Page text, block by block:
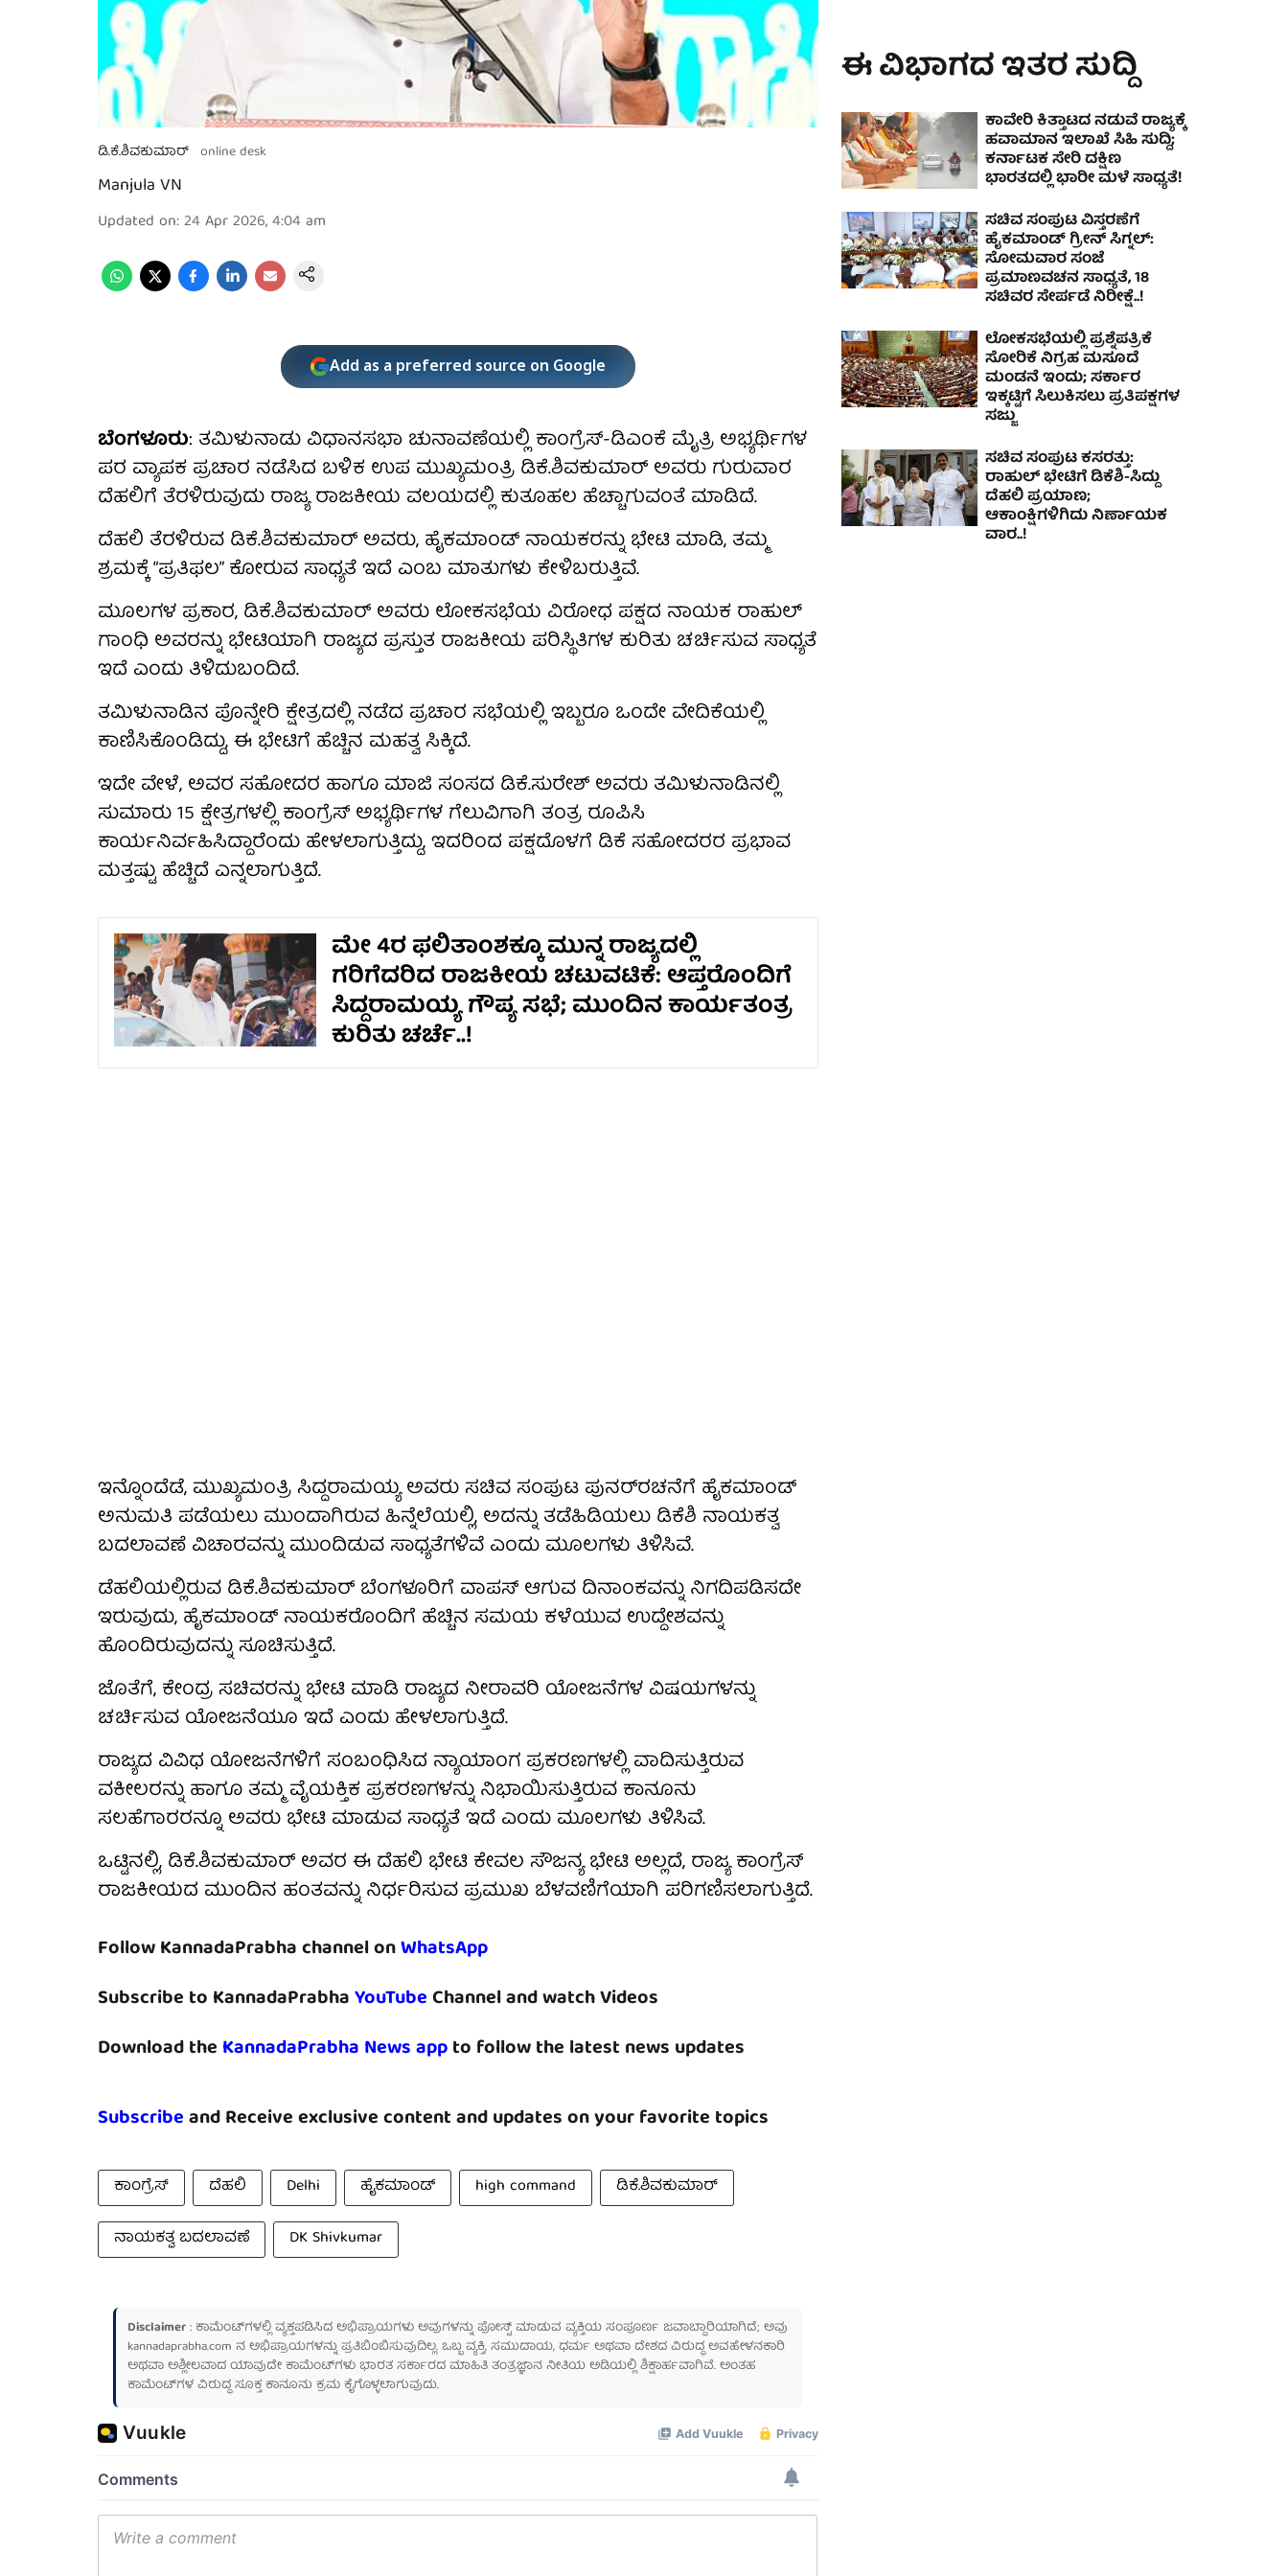
ಡಿ.ಕೆ.ಶಿವಕುಮಾರ್ online desk
Manjula VN
Updated on:24 Apr 2026, 4:04 am
Add as a preferred source on Google
ಬೆಂಗಳೂರು: ತಮಿಳುನಾಡು ವಿಧಾನಸಭಾ ಚುನಾವಣೆಯಲ್ಲಿ ಕಾಂಗ್ರೆಸ್-ಡಿಎಂಕೆ ಮೈತ್ರಿ ಅಭ್ಯರ್ಥಿಗಳ
ಪರ ವ್ಯಾಪಕ ಪ್ರಚಾರ ನಡೆಸಿದ ಬಳಿಕ ಉಪ ಮುಖ್ಯಮಂತ್ರಿ ಡಿಕೆ.ಶಿವಕುಮಾರ್ ಅವರು ಗುರುವಾರ
ದೆಹಲಿಗೆ ತೆರಳಿರುವುದು ರಾಜ್ಯ ರಾಜಕೀಯ ವಲಯದಲ್ಲಿ ಕುತೂಹಲ ಹೆಚ್ಚಾಗುವಂತೆ ಮಾಡಿದೆ.
ದೆಹಲಿ ತೆರಳಿರುವ ಡಿಕೆ.ಶಿವಕುಮಾರ್ ಅವರು, ಹೈಕಮಾಂಡ್ ನಾಯಕರನ್ನು ಭೇಟಿ ಮಾಡಿ, ತಮ್ಮ
ಶ್ರಮಕ್ಕೆ “ಪ್ರತಿಫಲ” ಕೋರುವ ಸಾಧ್ಯತೆ ಇದೆ ಎಂಬ ಮಾತುಗಳು ಕೇಳಿಬರುತ್ತಿವೆ.
ಮೂಲಗಳ ಪ್ರಕಾರ, ಡಿಕೆ.ಶಿವಕುಮಾರ್ ಅವರು ಲೋಕಸಭೆಯ ವಿರೋಧ ಪಕ್ಷದ ನಾಯಕ ರಾಹುಲ್
ಗಾಂಧಿ ಅವರನ್ನು ಭೇಟಿಯಾಗಿ ರಾಜ್ಯದ ಪ್ರಸ್ತುತ ರಾಜಕೀಯ ಪರಿಸ್ಥಿತಿಗಳ ಕುರಿತು ಚರ್ಚಿಸುವ ಸಾಧ್ಯತೆ
ಇದೆ ಎಂದು ತಿಳಿದುಬಂದಿದೆ.
ತಮಿಳುನಾಡಿನ ಪೊನ್ನೇರಿ ಕ್ಷೇತ್ರದಲ್ಲಿ ನಡೆದ ಪ್ರಚಾರ ಸಭೆಯಲ್ಲಿ ಇಬ್ಬರೂ ಒಂದೇ ವೇದಿಕೆಯಲ್ಲಿ
ಕಾಣಿಸಿಕೊಂಡಿದ್ದು, ಈ ಭೇಟಿಗೆ ಹೆಚ್ಚಿನ ಮಹತ್ವ ಸಿಕ್ಕಿದೆ.
ಇದೇ ವೇಳೆ, ಅವರ ಸಹೋದರ ಹಾಗೂ ಮಾಜಿ ಸಂಸದ ಡಿಕೆ.ಸುರೇಶ್ ಅವರು ತಮಿಳುನಾಡಿನಲ್ಲಿ
ಸುಮಾರು 15 ಕ್ಷೇತ್ರಗಳಲ್ಲಿ ಕಾಂಗ್ರೆಸ್ ಅಭ್ಯರ್ಥಿಗಳ ಗೆಲುವಿಗಾಗಿ ತಂತ್ರ ರೂಪಿಸಿ
ಕಾರ್ಯನಿರ್ವಹಿಸಿದ್ದಾರೆಂದು ಹೇಳಲಾಗುತ್ತಿದ್ದು, ಇದರಿಂದ ಪಕ್ಷದೊಳಗೆ ಡಿಕೆ ಸಹೋದರರ ಪ್ರಭಾವ
ಮತ್ತಷ್ಟು ಹೆಚ್ಚಿದೆ ಎನ್ನಲಾಗುತ್ತಿದೆ.
ಮೇ 4ರ ಫಲಿತಾಂಶಕ್ಕೂ ಮುನ್ನ ರಾಜ್ಯದಲ್ಲಿ
ಗರಿಗೆದರಿದ ರಾಜಕೀಯ ಚಟುವಟಿಕೆ: ಆಪ್ತರೊಂದಿಗೆ
ಸಿದ್ದರಾಮಯ್ಯ ಗೌಪ್ಯ ಸಭೆ; ಮುಂದಿನ ಕಾರ್ಯತಂತ್ರ
ಕುರಿತು ಚರ್ಚೆ..!
ಇನ್ನೊಂದೆಡೆ, ಮುಖ್ಯಮಂತ್ರಿ ಸಿದ್ದರಾಮಯ್ಯ ಅವರು ಸಚಿವ ಸಂಪುಟ ಪುನರ್‌ರಚನೆಗೆ ಹೈಕಮಾಂಡ್
ಅನುಮತಿ ಪಡೆಯಲು ಮುಂದಾಗಿರುವ ಹಿನ್ನೆಲೆಯಲ್ಲಿ, ಅದನ್ನು ತಡೆಹಿಡಿಯಲು ಡಿಕೆಶಿ ನಾಯಕತ್ವ
ಬದಲಾವಣೆ ವಿಚಾರವನ್ನು ಮುಂದಿಡುವ ಸಾಧ್ಯತೆಗಳಿವೆ ಎಂದು ಮೂಲಗಳು ತಿಳಿಸಿವೆ.
ಡೆಹಲಿಯಲ್ಲಿರುವ ಡಿಕೆ.ಶಿವಕುಮಾರ್ ಬೆಂಗಳೂರಿಗೆ ವಾಪಸ್ ಆಗುವ ದಿನಾಂಕವನ್ನು ನಿಗದಿಪಡಿಸದೇ
ಇರುವುದು, ಹೈಕಮಾಂಡ್ ನಾಯಕರೊಂದಿಗೆ ಹೆಚ್ಚಿನ ಸಮಯ ಕಳೆಯುವ ಉದ್ದೇಶವನ್ನು
ಹೊಂದಿರುವುದನ್ನು ಸೂಚಿಸುತ್ತಿದೆ.
ಜೊತೆಗೆ, ಕೇಂದ್ರ ಸಚಿವರನ್ನು ಭೇಟಿ ಮಾಡಿ ರಾಜ್ಯದ ನೀರಾವರಿ ಯೋಜನೆಗಳ ವಿಷಯಗಳನ್ನು
ಚರ್ಚಿಸುವ ಯೋಜನೆಯೂ ಇದೆ ಎಂದು ಹೇಳಲಾಗುತ್ತಿದೆ.
ರಾಜ್ಯದ ವಿವಿಧ ಯೋಜನೆಗಳಿಗೆ ಸಂಬಂಧಿಸಿದ ನ್ಯಾಯಾಂಗ ಪ್ರಕರಣಗಳಲ್ಲಿ ವಾದಿಸುತ್ತಿರುವ
ವಕೀಲರನ್ನು ಹಾಗೂ ತಮ್ಮ ವೈಯಕ್ತಿಕ ಪ್ರಕರಣಗಳನ್ನು ನಿಭಾಯಿಸುತ್ತಿರುವ ಕಾನೂನು
ಸಲಹೆಗಾರರನ್ನೂ ಅವರು ಭೇಟಿ ಮಾಡುವ ಸಾಧ್ಯತೆ ಇದೆ ಎಂದು ಮೂಲಗಳು ತಿಳಿಸಿವೆ.
ಒಟ್ಟಿನಲ್ಲಿ, ಡಿಕೆ.ಶಿವಕುಮಾರ್ ಅವರ ಈ ದೆಹಲಿ ಭೇಟಿ ಕೇವಲ ಸೌಜನ್ಯ ಭೇಟಿ ಅಲ್ಲದೆ, ರಾಜ್ಯ ಕಾಂಗ್ರೆಸ್
ರಾಜಕೀಯದ ಮುಂದಿನ ಹಂತವನ್ನು ನಿರ್ಧರಿಸುವ ಪ್ರಮುಖ ಬೆಳವಣಿಗೆಯಾಗಿ ಪರಿಗಣಿಸಲಾಗುತ್ತಿದೆ.
Follow KannadaPrabha channel onWhatsApp
Subscribe to KannadaPrabhaYouTubeChannel and watch Videos
Download the KannadaPrabha News appto follow the latest news updates
Subscribeand Receive exclusive content and updates on your favorite topics
ಕಾಂಗ್ರೆಸ್ ದೆಹಲಿ Delhi ಹೈಕಮಾಂಡ್ high command
ಡಿಕೆ.ಶಿವಕುಮಾರ್
ನಾಯಕತ್ವ ಬದಲಾವಣೆ
DK Shivkumar
Disclaimer: ಕಾಮೆಂಟ್‌ಗಳಲ್ಲಿ ವ್ಯಕ್ತಪಡಿಸಿದ ಅಭಿಪ್ರಾಯಗಳು ಅವುಗಳನ್ನು ಪೋಸ್ಟ್ ಮಾಡುವ ವ್ಯಕ್ತಿಯ ಸಂಪೂರ್ಣ ಜವಾಬ್ದಾರಿಯಾಗಿದೆ; ಅವು
kannadaprabha.com ನ ಅಭಿಪ್ರಾಯಗಳನ್ನು ಪ್ರತಿಬಿಂಬಿಸುವುದಿಲ್ಲ. ಒಬ್ಬ ವ್ಯಕ್ತಿ, ಸಮುದಾಯ, ಧರ್ಮ ಅಥವಾ ದೇಶದ ವಿರುದ್ಧ ಅವಹೇಳನಕಾರಿ
ಅಥವಾ ಅಶ್ಲೀಲವಾದ ಯಾವುದೇ ಕಾಮೆಂಟ್‌ಗಳು ಭಾರತ ಸರ್ಕಾರದ ಮಾಹಿತಿ ತಂತ್ರಜ್ಞಾನ ನೀತಿಯ ಅಡಿಯಲ್ಲಿ ಶಿಕ್ಷಾರ್ಹವಾಗಿವೆ. ಅಂತಹ
ಕಾಮೆಂಟ್‌ಗಳ ವಿರುದ್ಧ ಸೂಕ್ತ ಕಾನೂನು ಕ್ರಮ ಕೈಗೊಳ್ಳಲಾಗುವುದು.
ಈ ವಿಭಾಗದ ಇತರ ಸುದ್ದಿ
ಕಾವೇರಿ ಕಿತ್ತಾಟದ ನಡುವೆ ರಾಜ್ಯಕ್ಕೆ
ಹವಾಮಾನ ಇಲಾಖೆ ಸಿಹಿ ಸುದ್ದಿ;
ಕರ್ನಾಟಕ ಸೇರಿ ದಕ್ಷಿಣ
ಭಾರತದಲ್ಲಿ ಭಾರೀ ಮಳೆ ಸಾಧ್ಯತೆ!
ಸಚಿವ ಸಂಪುಟ ವಿಸ್ತರಣೆಗೆ
ಹೈಕಮಾಂಡ್ ಗ್ರೀನ್ ಸಿಗ್ನಲ್:
ಸೋಮವಾರ ಸಂಜೆ
ಪ್ರಮಾಣವಚನ ಸಾಧ್ಯತೆ, 18
ಸಚಿವರ ಸೇರ್ಪಡೆ ನಿರೀಕ್ಷೆ..!
ಲೋಕಸಭೆಯಲ್ಲಿ ಪ್ರಶ್ನೆಪತ್ರಿಕೆ
ಸೋರಿಕೆ ನಿಗ್ರಹ ಮಸೂದೆ
ಮಂಡನೆ ಇಂದು; ಸರ್ಕಾರ
ಇಕ್ಕಟ್ಟಿಗೆ ಸಿಲುಕಿಸಲು ಪ್ರತಿಪಕ್ಷಗಳ
ಸಜ್ಜು
ಸಚಿವ ಸಂಪುಟ ಕಸರತ್ತು:
ರಾಹುಲ್ ಭೇಟಿಗೆ ಡಿಕೆಶಿ-ಸಿದ್ದು
ದೆಹಲಿ ಪ್ರಯಾಣ;
ಆಕಾಂಕ್ಷಿಗಳಿಗಿದು ನಿರ್ಣಾಯಕ
ವಾರ..!